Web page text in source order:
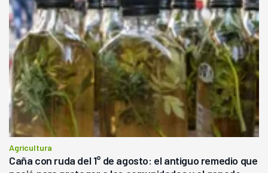
Agricultura
Caña con ruda del 1° de agosto: el antiguo remedio que